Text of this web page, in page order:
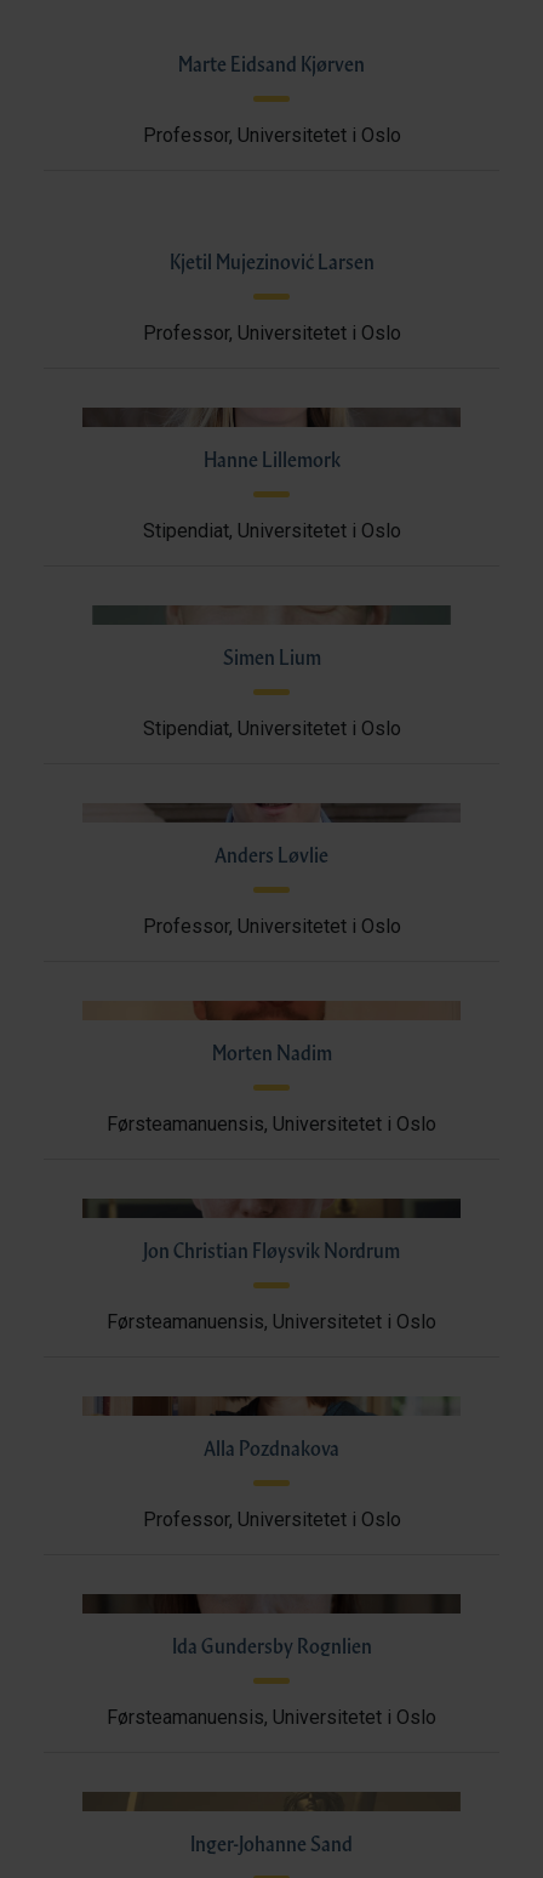
Marte Eidsand Kjørven
Professor, Universitetet i Oslo
Kjetil Mujezinović Larsen
Professor, Universitetet i Oslo
Hanne Lillemork
Stipendiat, Universitetet i Oslo
Simen Lium
Stipendiat, Universitetet i Oslo
Anders Løvlie
Professor, Universitetet i Oslo
Morten Nadim
Førsteamanuensis, Universitetet i Oslo
Jon Christian Fløysvik Nordrum
Førsteamanuensis, Universitetet i Oslo
Alla Pozdnakova
Professor, Universitetet i Oslo
Ida Gundersby Rognlien
Førsteamanuensis, Universitetet i Oslo
Inger-Johanne Sand